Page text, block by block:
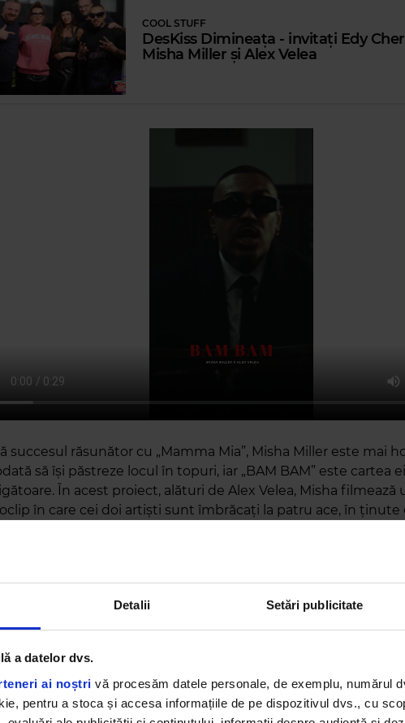
Detalii Setări publicitate
a datelor dvs.
ai noștri vă procesăm datele personale, de exemplu, numărul
pentru a stoca și accesa informațiile de pe dispozitivul dvs., cu
COOL STUFF
DesKiss Dimineața - invitați Edy
Misha Miller și Alex Velea
succesul răsunător cu „Mamma Mia”, Misha Miller este mai
să își păstreze locul în topuri, iar „BAM BAM” este cartea ei
În acest proiect, alături de Alex Velea, Misha filmează
în care cei doi artiști sunt îmbrăcați la patru ace, în ținute
doză din ceea ce urmează să fie piesa pe buzele tuturor!